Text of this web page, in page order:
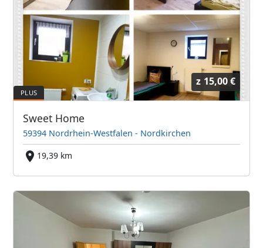
z 15,00 €
Sweet Home
59394 Nordrhein-Westfalen - Nordkirchen
19,39 km